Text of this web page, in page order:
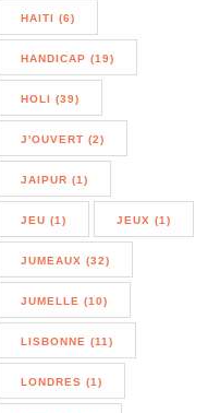
HAITI (6)
HANDICAP (19)
HOLI (39)
J'OUVERT (2)
JAIPUR (1)
JEU (1) JEUX (1)
JUMEAUX (32)
JUMELLE (10)
LISBONNE (11)
LONDRES (1)